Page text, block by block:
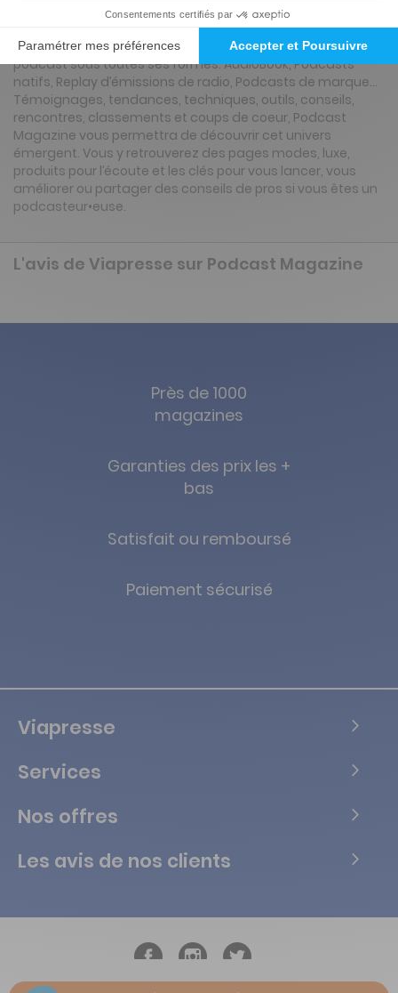
Podcast. Lancé par des acteurs de l'industrie du podcast
et de l'audio digital et rédigé par des podcasteurs.euses il
s’adresse à tous les passionnés de l’audio, de la radio et du
podcast sous toutes ses formes. AudioBook, Podcasts
natifs, Replay d’émissions de radio, Podcasts de marque…
Témoignages, tendances, techniques, outils, conseils,
rencontres, classements et coups de coeur, Podcast
Magazine vous permettra de découvrir cet univers
émergent. Vous y retrouverez des pages modes, luxe,
produits pour l’écoute et les clés pour vous lancer, vous
améliorer ou partager des conseils de pros si vous êtes un
podcasteur•euse.
L'avis de Viapresse sur Podcast Magazine
Près de 1000
magazines
Garanties des prix les +
bas
Satisfait ou remboursé
Paiement sécurisé
Viapresse
Services
Nos offres
Les avis de nos clients